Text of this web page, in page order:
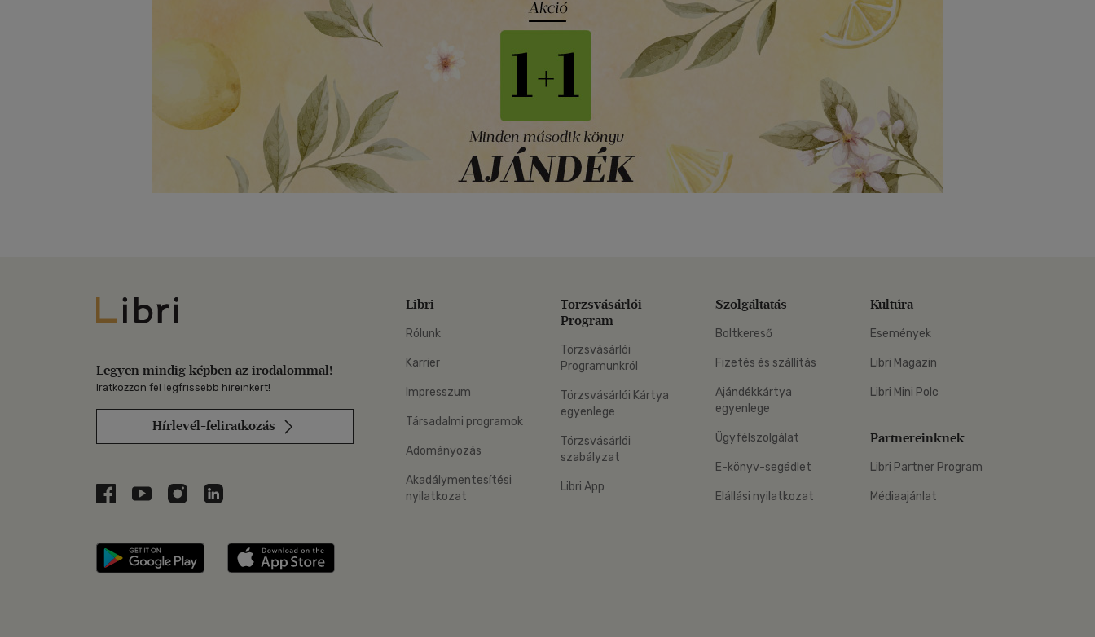
Libri
Legyen mindig képben az irodalommal!
Iratkozzon fel legfrissebb híreinkért!
Hírlevél-feliratkozás
Libri a Facebookon
Libri a Youtube-on
Libri az Instagramon
Libri a LinkedInen
Libri applikáció Szerezd meg: Google Play
Libri
Rólunk
Karrier
Impresszum
Társadalmi programok
Adományozás
Akadálymentesítési
nyilatkozat
Törzsvásárlói
Program
Törzsvásárlói
Programunkról
Törzsvásárlói Kártya
egyenlege
Törzsvásárlói
szabályzat
Libri App
Szolgáltatás
Boltkereső
Fizetés és szállítás
Ajándékkártya
egyenlege
Ügyfélszolgálat
E-könyv-segédlet
Elállási nyilatkozat
Kultúra
Események
Libri Magazin
Libri Mini Polc
Partnereinknek
Libri Partner Program
Médiaajánlat